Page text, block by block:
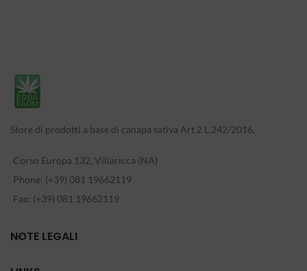
Store di prodotti a base di canapa sativa Art.2 L.242/2016.
Corso Europa 132, Villaricca (NA)
Phone: (+39) 081 19662119
Fax: (+39) 081 19662119
NOTE LEGALI